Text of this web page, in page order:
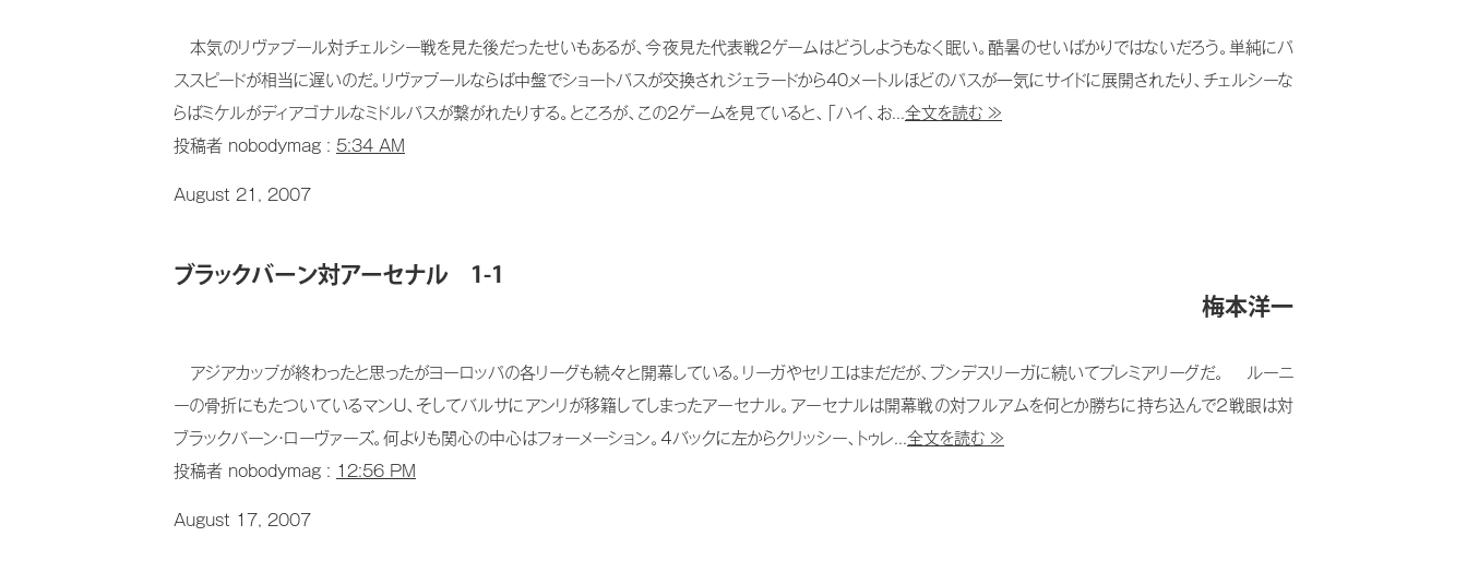
本気のリヴァプール対チェルシー戦を見た後だったせいもあるが、今夜見た代表戦２ゲームはどうしようもなく眠い。酷暑のせいばかりではないだろう。単純にパ
ススピードが相当に遅いのだ。リヴァプールならば中盤でショートパスが交換されジェラードから40メートルほどのパスが一気にサイドに展開されたり、チェルシーな
らばミケルがディアゴナルなミドルパスが繋がれたりする。ところが、この２ゲームを見ていると、「ハイ、お...全文を読む ≫
投稿者 nobodymag : 5:34 AM
August 21, 2007
ブラックバーン対アーセナル 1-1
梅本洋一
アジアカップが終わったと思ったがヨーロッパの各リーグも続々と開幕している。リーガやセリエはまだだが、ブンデスリーガに続いてプレミアリーグだ。 ルーニ
ーの骨折にもたついているマンＵ、そしてバルサにアンリが移籍してしまったアーセナル。アーセナルは開幕戦の対フルアムを何とか勝ちに持ち込んで２戦眼は対
ブラックバーン・ローヴァーズ。何よりも関心の中心はフォーメーション。４バックに左からクリッシー、トゥレ...全文を読む ≫
投稿者 nobodymag : 12:56 PM
August 17, 2007